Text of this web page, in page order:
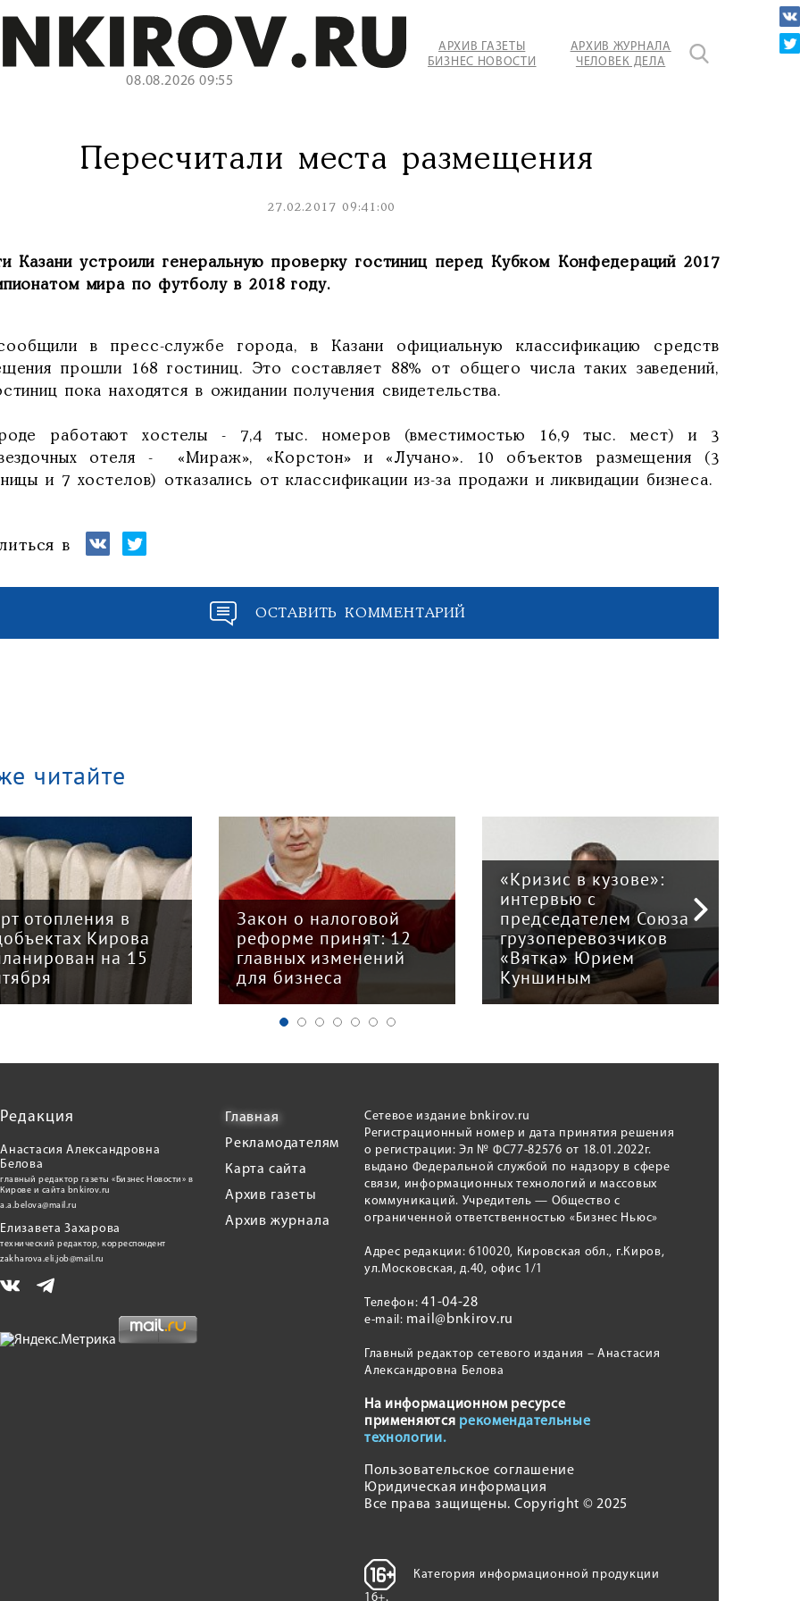
08.08.2026 09:55
АРХИВ ГАЗЕТЫ
БИЗНЕС НОВОСТИ
АРХИВ ЖУРНАЛА
ЧЕЛОВЕК ДЕЛА
Пересчитали места размещения
27.02.2017 09:41:00
Казани устроили генеральную проверку гостиниц перед Кубком Конфедераций 2017
мира по футболу в 2018 году.
в пресс-службе города, в Казани официальную классификацию средств
прошли 168 гостиниц. Это составляет 88% от общего числа таких заведений,
пока находятся в ожидании получения свидетельства.
работают хостелы - 7,4 тыс. номеров (вместимостью 16,9 тыс. мест) и 3
отеля - «Мираж», «Корстон» и «Лучано». 10 объектов размещения (3
и 7 хостелов) отказались от классификации из-за продажи и ликвидации бизнеса.
в
ОСТАВИТЬ КОММЕНТАРИЙ
читайте
отопления в
Кирова
на 15
Закон о налоговой
реформе принят: 12
главных изменений
для бизнеса
«Кризис в кузове»:
интервью с
председателем Союза
грузоперевозчиков
«Вятка» Юрием
Куншиным
Редакция
Анастасия Александровна
Белова
главный редактор газеты «Бизнес Новости» в
Кирове и сайта bnkirov.ru
a.a.belova@mail.ru
Елизавета Захарова
технический редактор, корреспондент
zakharova.eli.job@mail.ru
Главная
Рекламодателям
Карта сайта
Архив газеты
Архив журнала
Сетевое издание bnkirov.ru
Регистрационный номер и дата принятия решения
о регистрации: Эл № ФС77-82576 от 18.01.2022г.
выдано Федеральной службой по надзору в сфере
связи, информационных технологий и массовых
коммуникаций. Учредитель — Общество с
ограниченной ответственностью «Бизнес Ньюс»
Адрес редакции: 610020, Кировская обл., г.Киров,
ул.Московская, д.40, офис 1/1
Телефон:41-04-28
e-mail: mail@bnkirov.ru
Главный редактор сетевого издания – Анастасия
Александровна Белова
На информационном ресурсе
применяются рекомендательные
технологии.
Пользовательское соглашение
Юридическая информация
Все права защищены. Copyright © 2025
Категория информационной продукции
16+.